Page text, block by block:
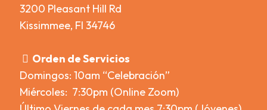
3200 Pleasant Hill Rd
Kissimmee, Fl 34746
Orden de Servicios
Domingos: 10am “Celebración”
Miércoles: 7:30pm (Online Zoom)